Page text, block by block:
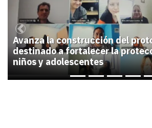
Avanza la construcción del
destinado a fortalecer la
niños y adolescentes
Previous